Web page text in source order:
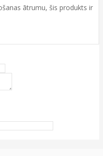
ātrumu, šis produkts ir